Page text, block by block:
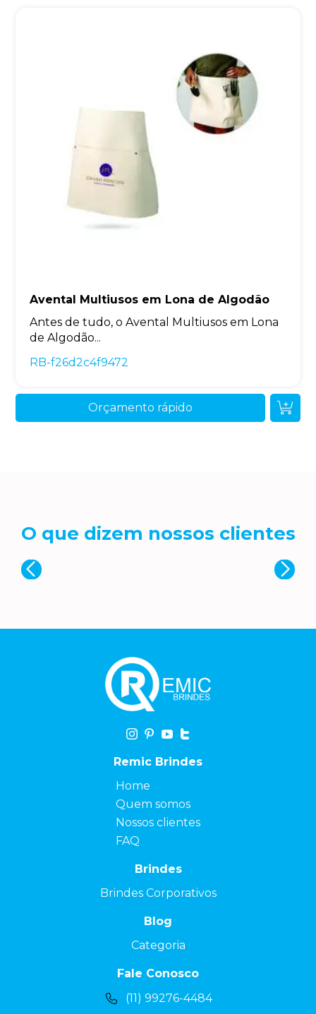
Avental Multiusos em Lona de Algodão
Antes de tudo, o Avental Multiusos em Lona
de Algodão...
RB-f26d2c4f9472
Orçamento rápido
O que dizem nossos clientes
Remic Brindes
Home
Quem somos
Nossos clientes
FAQ
Brindes
Brindes Corporativos
Blog
Categoria
Fale Conosco
(11) 99276-4484